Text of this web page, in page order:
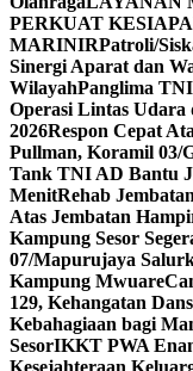
PERKUAT
MARINIRPatroli/
Sinergi Aparat dan
WilayahPanglima
Operasi Lintas
2026Respon Cepat
Pullman, Koramil 03/
Tank TNI AD Bantu
MenitRehab
Atas Jembatan
Kampung Sesor
07/Mapurujaya
Kampung Mwuare
129, Kehangatan
Kebahagiaan bagi
SesorIKKT PWA
Kesejahteraan